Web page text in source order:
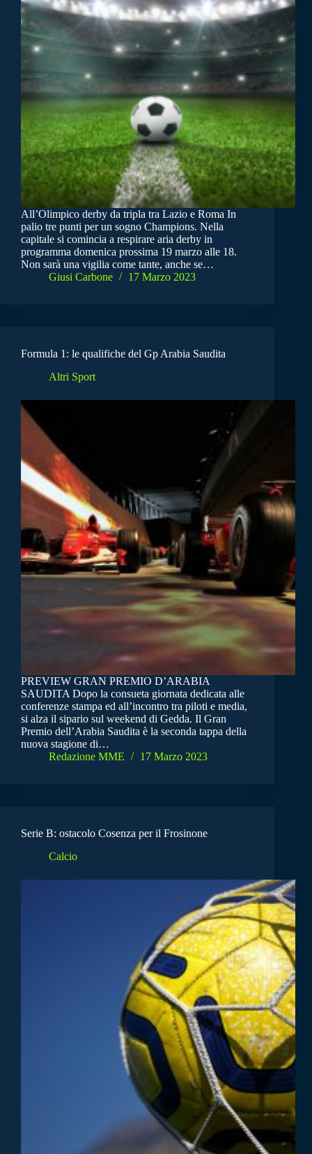
All’Olimpico derby da tripla tra Lazio e Roma In
palio tre punti per un sogno Champions. Nella
capitale si comincia a respirare aria derby in
programma domenica prossima 19 marzo alle 18.
Non sarà una vigilia come tante, anche se…
Giusi Carbone
17 Marzo 2023
Formula 1: le qualifiche del Gp Arabia Saudita
Altri Sport
PREVIEW GRAN PREMIO D’ARABIA
SAUDITA Dopo la consueta giornata dedicata alle
conferenze stampa ed all’incontro tra piloti e media,
si alza il sipario sul weekend di Gedda. Il Gran
Premio dell’Arabia Saudita è la seconda tappa della
nuova stagione di…
Redazione MME
17 Marzo 2023
Serie B: ostacolo Cosenza per il Frosinone
Calcio